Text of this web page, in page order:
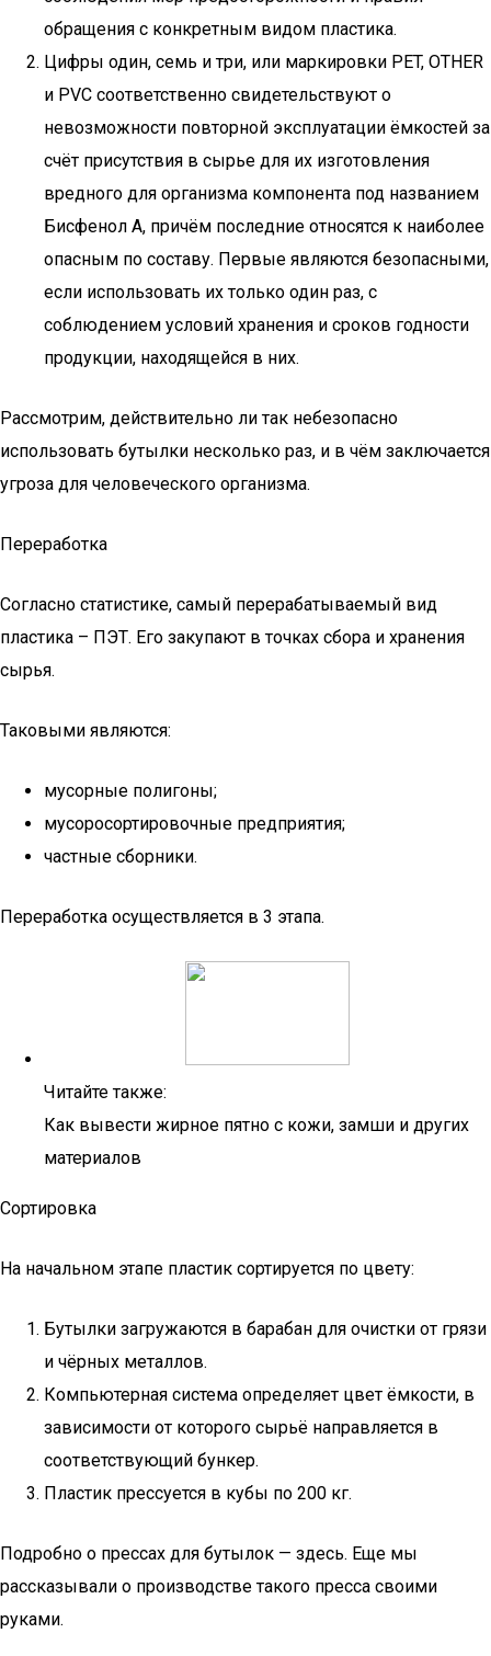
обращения с конкретным видом пластика.
Цифры один, семь и три, или маркировки PET, OTHER
и PVC соответственно свидетельствуют о
невозможности повторной эксплуатации ёмкостей за
счёт присутствия в сырье для их изготовления
вредного для организма компонента под названием
Бисфенол A, причём последние относятся к наиболее
опасным по составу. Первые являются безопасными,
если использовать их только один раз, с
соблюдением условий хранения и сроков годности
продукции, находящейся в них.
Рассмотрим, действительно ли так небезопасно
использовать бутылки несколько раз, и в чём заключается
угроза для человеческого организма.
Переработка
Согласно статистике, самый перерабатываемый вид
пластика – ПЭТ. Его закупают в точках сбора и хранения
сырья.
Таковыми являются:
мусорные полигоны;
мусоросортировочные предприятия;
частные сборники.
Переработка осуществляется в 3 этапа.
Читайте также:
Как вывести жирное пятно с кожи, замши и других
материалов
Сортировка
На начальном этапе пластик сортируется по цвету:
Бутылки загружаются в барабан для очистки от грязи
и чёрных металлов.
Компьютерная система определяет цвет ёмкости, в
зависимости от которого сырьё направляется в
соответствующий бункер.
Пластик прессуется в кубы по 200 кг.
Подробно о прессах для бутылок — здесь. Еще мы
рассказывали о производстве такого пресса своими
руками.